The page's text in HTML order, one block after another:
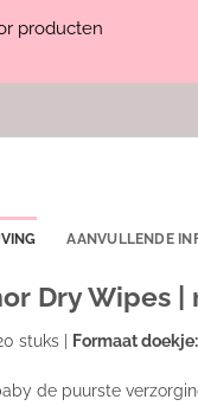
producten
AANVULLENDE
Dry Wipes
stuks | Formaat doekje:
de puurste